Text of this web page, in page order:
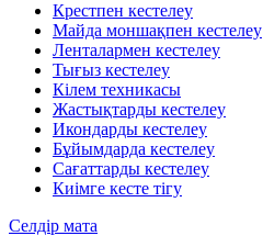
Крестпен кестелеу
Майда моншақпен кестелеу
Ленталармен кестелеу
Тығыз кестелеу
Кілем техникасы
Жастықтарды кестелеу
Икондарды кестелеу
Бұйымдарда кестелеу
Сағаттарды кестелеу
Киімге кесте тігу
Селдір мата